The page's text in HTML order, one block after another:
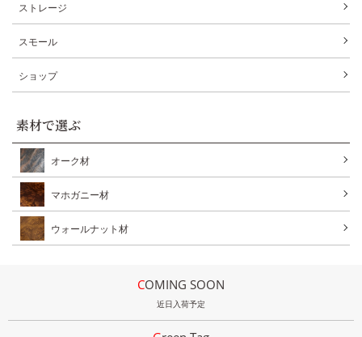
ストレージ
スモール
ショップ
素材で選ぶ
オーク材
マホガニー材
ウォールナット材
COMING SOON
近日入荷予定